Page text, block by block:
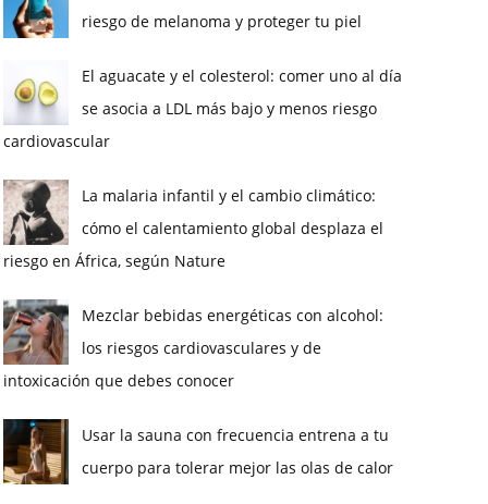
riesgo de melanoma y proteger tu piel
El aguacate y el colesterol: comer uno al día
se asocia a LDL más bajo y menos riesgo
cardiovascular
La malaria infantil y el cambio climático:
cómo el calentamiento global desplaza el
riesgo en África, según Nature
Mezclar bebidas energéticas con alcohol:
los riesgos cardiovasculares y de
intoxicación que debes conocer
Usar la sauna con frecuencia entrena a tu
cuerpo para tolerar mejor las olas de calor